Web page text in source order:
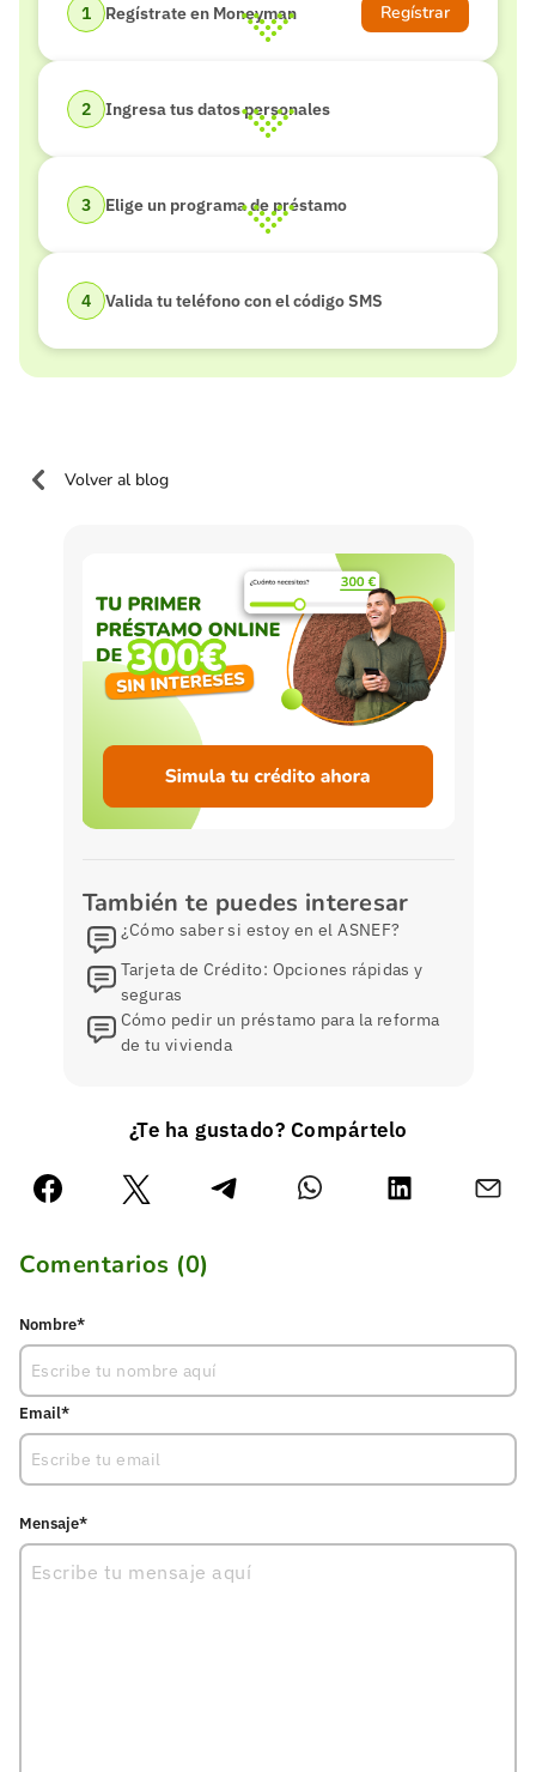
Regístrate en Moneyman Regístrar
Ingresa tus datos personales
Elige un programa de préstamo
Valida tu teléfono con el código SMS
Volver al blog
También te puedes interesar
¿Cómo saber si estoy en el ASNEF?
Tarjeta de Crédito: Opciones rápidas y
seguras
Cómo pedir un préstamo para la reforma
de tu vivienda
¿Te ha gustado? Compártelo
Comentarios (0)
Nombre*
Email*
Mensaje*